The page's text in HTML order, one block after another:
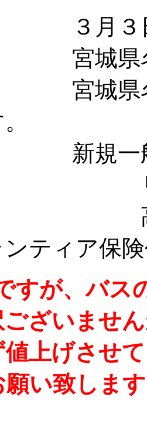
月３日（
宮城
宮城
新規
ー
生
ンティア保
すが、バス
ざいませ
上げさせ
願い致しま